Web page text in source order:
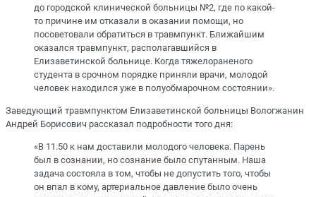
до городской клинической больницы №2, где по какой-
то причине им отказали в оказании помощи, но
посоветовали обратиться в травмпункт. Ближайшим
оказался травмпункт, располагавшийся в
Елизаветинской больнице. Когда тяжелораненого
студента в срочном порядке приняли врачи, молодой
человек находился уже в полуобмарочном состоянии».
Заведующий травмпунктом Елизаветинской больницы Вологжанин
Андрей Борисович рассказал подробности того дня:
«В 11.50 к нам доставили молодого человека. Парень
был в сознании, но сознание было спутанным. Наша
задача состояла в том, чтобы не допустить того, чтобы
он впал в кому, артериальное давление было очень